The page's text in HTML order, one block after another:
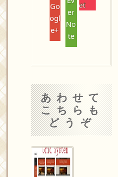
Go
ogl
e+
er
No
te
et
あわせて
こちらも
どうぞ